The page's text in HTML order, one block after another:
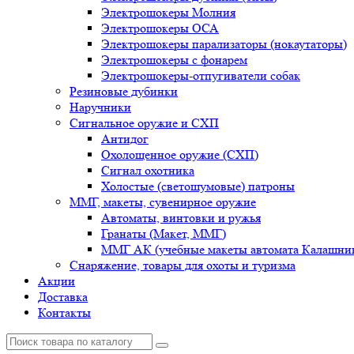
Электрошокеры Молния
Электрошокеры ОСА
Электрошокеры парализаторы (нокаутаторы)
Электрошокеры с фонарем
Электрошокеры-отпугиватели собак
Резиновые дубинки
Наручники
Сигнальное оружие и СХП
Антидог
Охолощенное оружие (СХП)
Сигнал охотника
Холостые (светошумовые) патроны
ММГ, макеты, сувенирное оружие
Автоматы, винтовки и ружья
Гранаты (Макет, ММГ)
ММГ АК (учебные макеты автомата
Снаряжение, товары для охоты и туризма
Акции
Доставка
Контакты